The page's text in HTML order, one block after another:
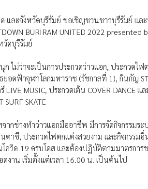
และจังหวัดบุรีรัมย์ ขอเชิญชวนชาวบุรีรัมย์ แล
BURIRAM UNITED 2022 presented
วัดบุรีรัมย์
ไม่ว่าจะเป็นการประกวดว่าวแอก, ประกวดไ
ดฟ้าจุฬาโลกมหาราช (รัชกาลที่ 1), กินกัญ
MUSIC, ประกวดเต้น COVER DANCE แล
SKATE
กช่างทำว่าวแอกมืออาชีพ มีการจัดกิจกรรมระ
าซี, ประกวดไฟตกแต่งสวยงาม และกิจกรรม
วิด-19 ครบโดส และต้องปฏิบัติตามมาตรการข
งาน เริ่มตั้งแต่เวลา 16.00 น. เป็นต้นไป